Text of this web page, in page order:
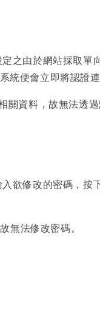
之由於網站採取
統便會立即將認證
關資料，故無法透
欲修改的密碼，
無法修改密碼。